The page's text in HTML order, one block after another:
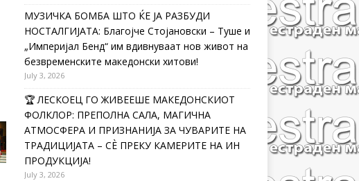
МУЗИЧКА БОМБА ШТО ЌЕ ЈА РАЗБУДИ
НОСТАЛГИЈАТА: Благојче Стојановски – Туше и
„Империјал Бенд“ им вдивнуваат нов живот на
безвременските македонски хитови!
July 3, 2026
🏆 ЛЕСКОЕЦ ГО ЖИВЕЕШЕ МАКЕДОНСКИОТ
ФОЛКЛОР: ПРЕПОЛНА САЛА, МАГИЧНА
АТМОСФЕРА И ПРИЗНАНИЈА ЗА ЧУВАРИТЕ НА
ТРАДИЦИЈАТА – СÈ ПРЕКУ КАМЕРИТЕ НА ИН
ПРОДУКЦИЈА!
July 3, 2026